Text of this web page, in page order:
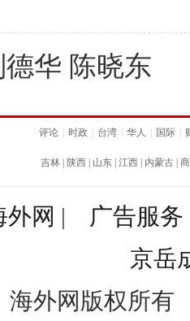
华 陈晓东
评论 时政 台湾 华人 国际
吉林 陕西 山东 江西 内蒙古
外网 | 广告服务
京岳
海外网版权所有